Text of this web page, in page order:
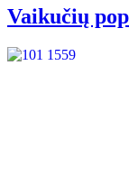
Vaikučių